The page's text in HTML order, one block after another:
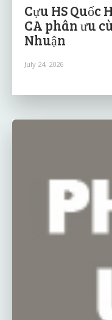
Cựu HS Quốc
CA phân ưu
Nhuận
July 24, 2026